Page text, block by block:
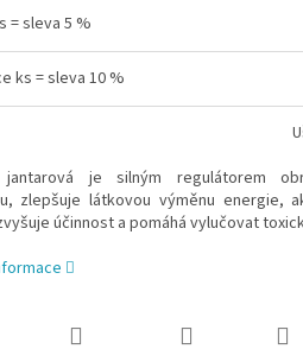
= sleva 5 %
ks = sleva 10 %
jantarová je silným regulátorem
zlepšuje látkovou výměnu energie,
účinnost a pomáhá vylučovat